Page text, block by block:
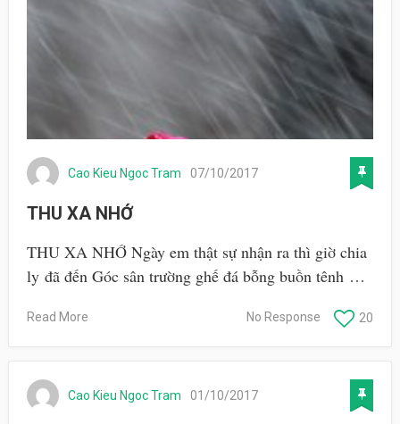
Cao Kieu Ngoc Tram 07/10/2017
THU XA NHỚ
THU XA NHỚ Ngày em thật sự nhận ra thì giờ chia
ly đã đến Góc sân trường ghế đá bỗng buồn tênh …
Read More 20
No Response
Cao Kieu Ngoc Tram 01/10/2017